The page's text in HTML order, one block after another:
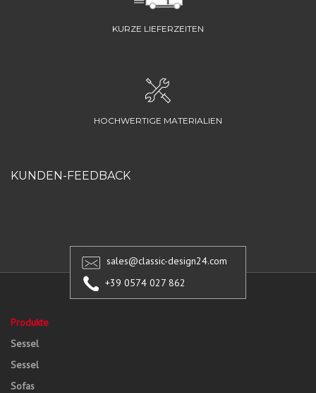
KURZE LIEFERZEITEN
HOCHWERTIGE MATERIALIEN
KUNDEN-FEEDBACK
sales@classic-design24.com
+39 0574 027 862
Produkte
Sessel
Sessel
Sofas